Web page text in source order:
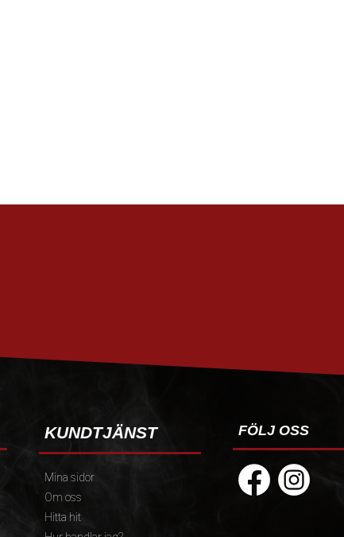
KUNDTJÄNST
Mina sidor
Om oss
Hitta hit
FÖLJ OSS